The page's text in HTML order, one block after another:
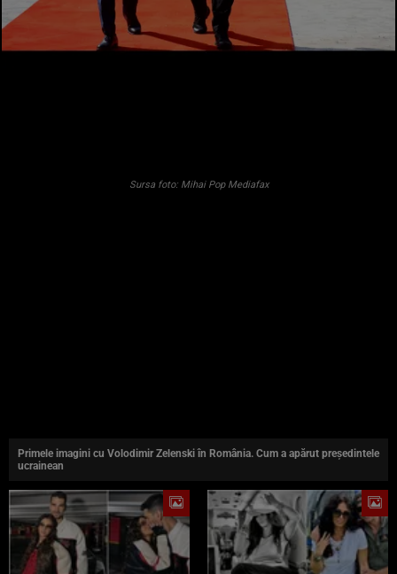
Sursa foto: Mihai Pop Mediafax
Primele imagini cu Volodimir Zelenski în România. Cum a apărut președintele
ucrainean